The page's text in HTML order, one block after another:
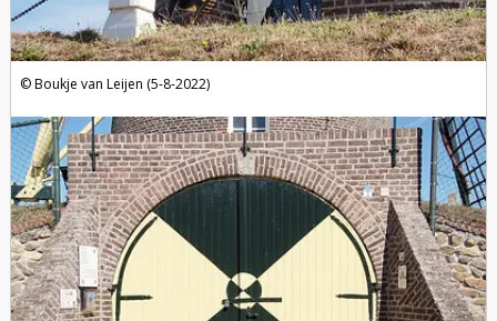
Boukje van Leijen (5-8-2022)